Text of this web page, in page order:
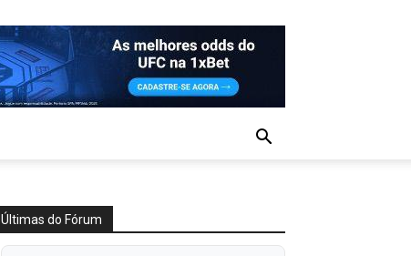
Últimas do Fórum